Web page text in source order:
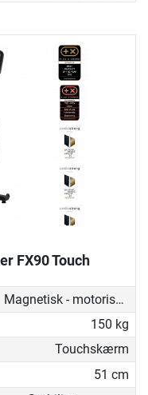
FX90 Touch
Magnetisk - motoriseret
150 kg
Touchskærm
51 cm